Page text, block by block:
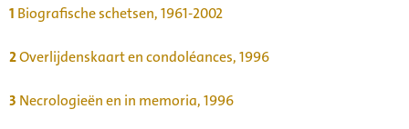
1 Biografische schetsen, 1961-2002
2Overlijdenskaart en condoléances, 1996
3 Necrologieën en in memoria, 1996